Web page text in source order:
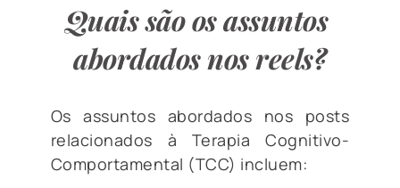
Quais são os assuntos
abordados nos reels?
Os assuntos abordados nos posts
relacionados à Terapia Cognitivo-
Comportamental (TCC) incluem: